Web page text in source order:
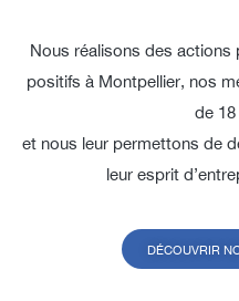
Nous réalisons des actions
positifs à Montpellier, nos
de 18
et nous leur permettons de
leur esprit
DÉCOUVRIR